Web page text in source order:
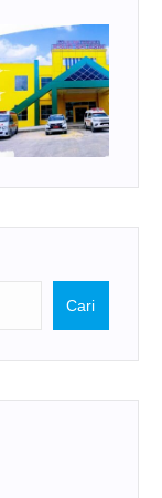
Cari